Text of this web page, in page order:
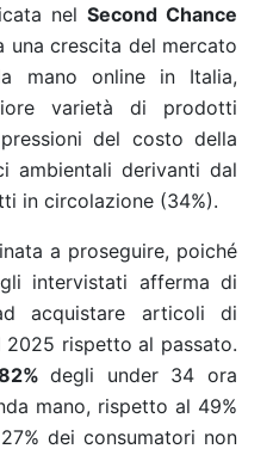
nel Second Chance
una crescita del mercato
mano online in Italia,
varietà di prodotti
del costo della
ambientali derivanti dal
in circolazione (34%).
a proseguire, poiché
intervistati afferma di
acquistare articoli di
2025 rispetto al passato.
degli under 34 ora
mano, rispetto al 49%
dei consumatori non